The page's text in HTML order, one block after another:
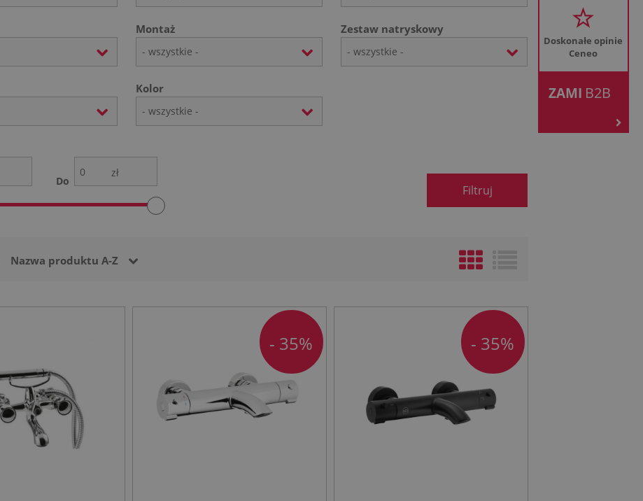
Montaż
- wszystkie -
Zestaw natryskowy
- wszystkie -
Kolor
- wszystkie -
Do
zł
Filtruj
Nazwa produktu A-Z
- 35% - 35%
Doskonałe opinie
Ceneo
ZAMI B2B